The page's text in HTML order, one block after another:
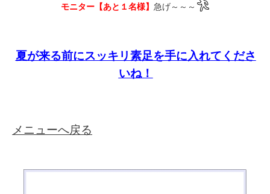
モニター【あと１名様】 急げ～～～
夏が来る前にスッキリ素足を手に入れてくださ
いね！
メニューへ戻る